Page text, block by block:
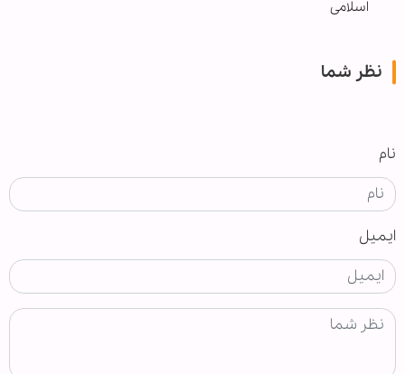
اسلامی
نظر شما
نام
ایمیل